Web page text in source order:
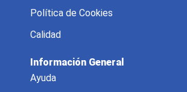
Política de Cookies
Calidad
Información General
Ayuda